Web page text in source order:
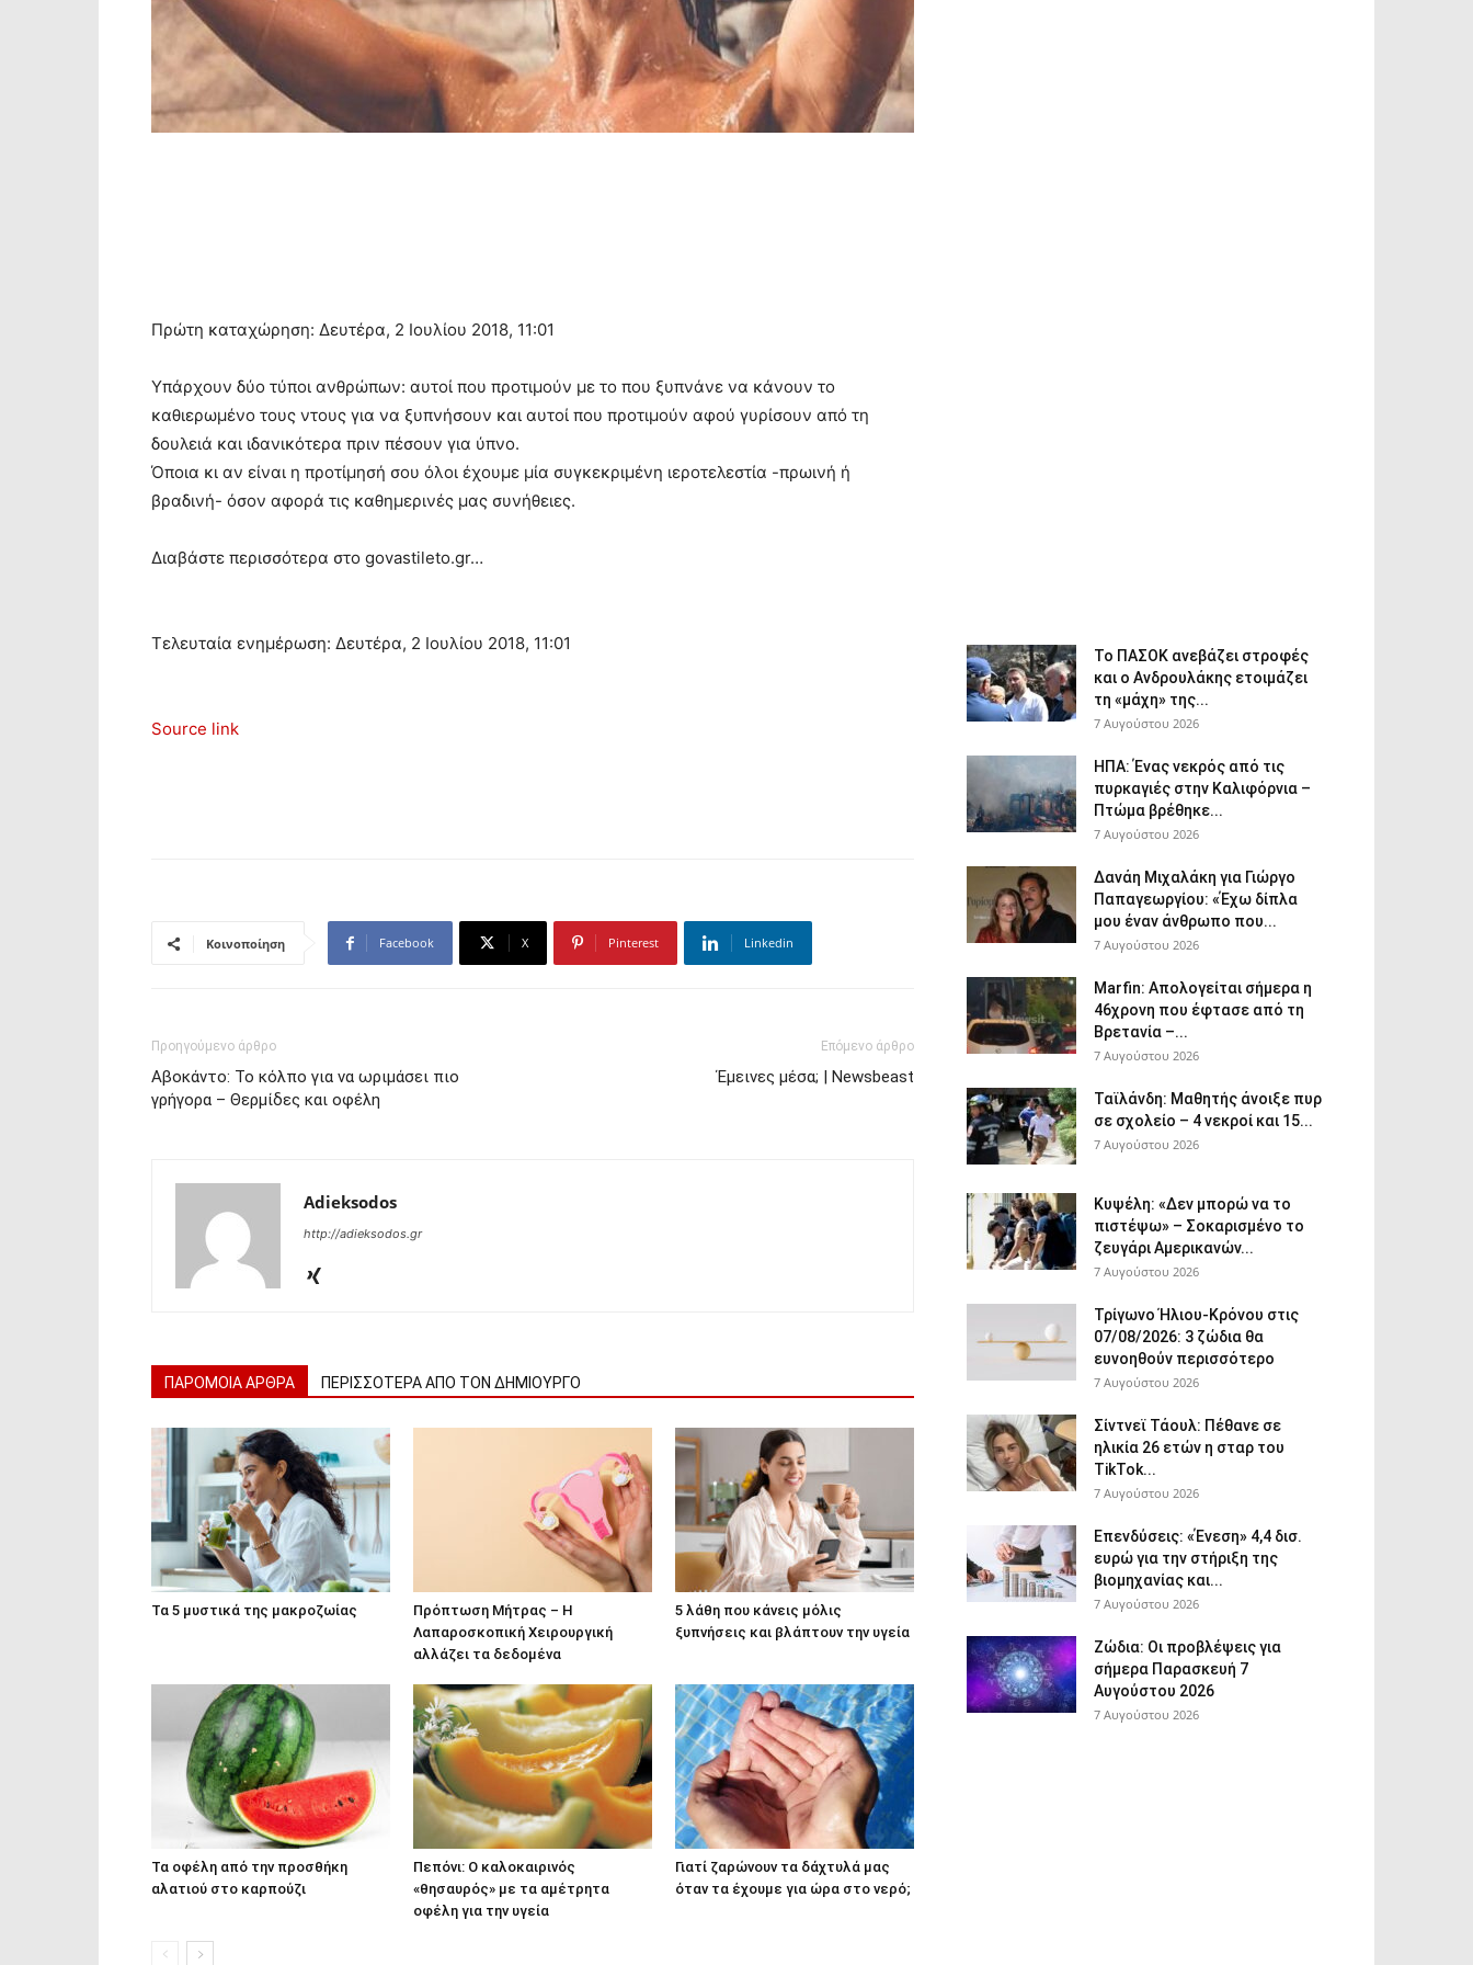
Πρώτη καταχώρηση: Δευτέρα, 2 Ιουλίου 2018, 11:01
Υπάρχουν δύο τύποι ανθρώπων: αυτοί που προτιμούν με το που ξυπνάνε να κάνουν το
καθιερωμένο τους ντους για να ξυπνήσουν και αυτοί που προτιμούν αφού γυρίσουν από τη
δουλειά και ιδανικότερα πριν πέσουν για ύπνο.
Όποια κι αν είναι η προτίμησή σου όλοι έχουμε μία συγκεκριμένη ιεροτελεστία -πρωινή ή
βραδινή- όσον αφορά τις καθημερινές μας συνήθειες.
Διαβάστε περισσότερα στο govastileto.gr…
Τελευταία ενημέρωση: Δευτέρα, 2 Ιουλίου 2018, 11:01
Source link
Κοινοποίηση Facebook X Pinterest Linkedin
Προηγούμενο άρθρο
Αβοκάντο: Το κόλπο για να ωριμάσει πιο
γρήγορα – Θερμίδες και οφέλη
Επόμενο άρθρο
Έμεινες μέσα; | Newsbeast
Adieksodos
http://adieksodos.gr
ΠΑΡΟΜΟΙΑ ΑΡΘΡΑ ΠΕΡΙΣΣΟΤΕΡΑ ΑΠΟ ΤΟΝ ΔΗΜΙΟΥΡΓΟ
Τα 5 μυστικά της μακροζωίας
Πρόπτωση Μήτρας – Η
Λαπαροσκοπική Χειρουργική
αλλάζει τα δεδομένα
5 λάθη που κάνεις μόλις
ξυπνήσεις και βλάπτουν την υγεία
Τα οφέλη από την προσθήκη
αλατιού στο καρπούζι
Πεπόνι: Ο καλοκαιρινός
«θησαυρός» με τα αμέτρητα
οφέλη για την υγεία
Γιατί ζαρώνουν τα δάχτυλά μας
όταν τα έχουμε για ώρα στο νερό;
Το ΠΑΣΟΚ ανεβάζει στροφές
και ο Ανδρουλάκης ετοιμάζει
τη «μάχη» της...
7 Αυγούστου 2026
ΗΠΑ: Ένας νεκρός από τις
πυρκαγιές στην Καλιφόρνια –
Πτώμα βρέθηκε...
7 Αυγούστου 2026
Δανάη Μιχαλάκη για Γιώργο
Παπαγεωργίου: «Έχω δίπλα
μου έναν άνθρωπο που...
7 Αυγούστου 2026
Marfin: Απολογείται σήμερα η
46χρονη που έφτασε από τη
Βρετανία –...
7 Αυγούστου 2026
Ταϊλάνδη: Μαθητής άνοιξε πυρ
σε σχολείο – 4 νεκροί και 15...
7 Αυγούστου 2026
Κυψέλη: «Δεν μπορώ να το
πιστέψω» – Σοκαρισμένο το
ζευγάρι Αμερικανών...
7 Αυγούστου 2026
Τρίγωνο Ήλιου-Κρόνου στις
07/08/2026: 3 ζώδια θα
ευνοηθούν περισσότερο
7 Αυγούστου 2026
Σίντνεϊ Τάουλ: Πέθανε σε
ηλικία 26 ετών η σταρ του
TikTok...
7 Αυγούστου 2026
Επενδύσεις: «Ένεση» 4,4 δισ.
ευρώ για την στήριξη της
βιομηχανίας και...
7 Αυγούστου 2026
Ζώδια: Οι προβλέψεις για
σήμερα Παρασκευή 7
Αυγούστου 2026
7 Αυγούστου 2026